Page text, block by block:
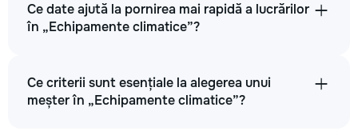
Ce date ajută la pornirea mai rapidă a lucrărilor
în „Echipamente climatice”?
Ce criterii sunt esențiale la alegerea unui
meșter în „Echipamente climatice”?